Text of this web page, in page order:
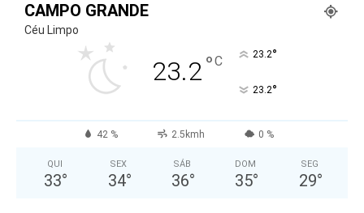
CAMPO GRANDE
Céu Limpo
23.2°C 23.2°
23.2°
42 % 2.5kmh 0 %
QUI
33°
SEX
34°
SÁB
36°
DOM
35°
SEG
29°